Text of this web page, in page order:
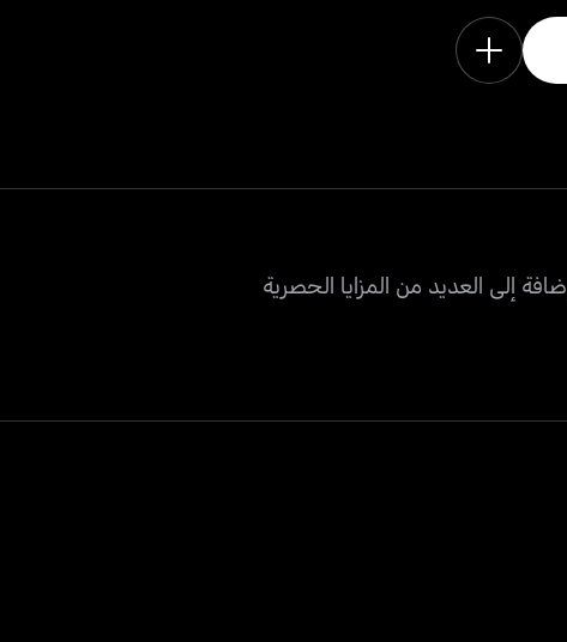
إلى العديد من المزايا الحصرية